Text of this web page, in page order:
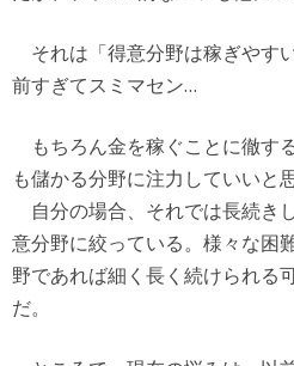
それは「得意分野は稼ぎやす
前すぎてスミマセン…
もちろん金を稼ぐことに徹す
も儲かる分野に注力していいと思
自分の場合、それでは長続き
意分野に絞っている。様々な困
野であれば細く長く続けられる
だ。